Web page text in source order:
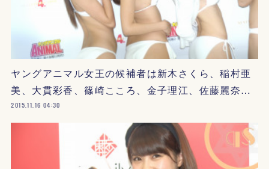
ヤングアニマル女王の候補者は新木さくら、稲村亜
美、大貫彩香、篠崎こころ、金子理江、佐藤麗奈…
2015.11.16 04:30